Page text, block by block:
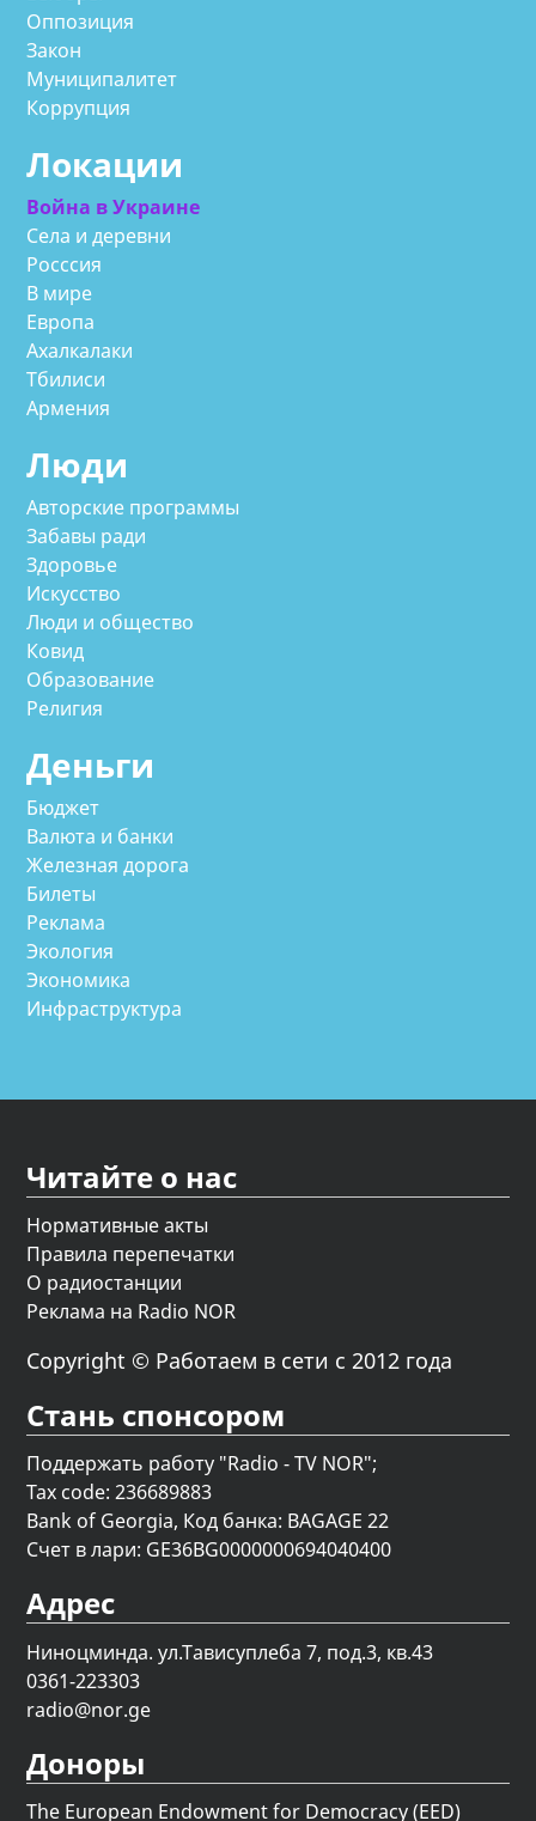
Оппозиция
Закон
Муниципалитет
Коррупция
Локации
Война в Украине
Села и деревни
Росссия
В мире
Европа
Ахалкалаки
Тбилиси
Армения
Люди
Авторские программы
Забавы ради
Здоровье
Искусство
Люди и общество
Ковид
Образование
Религия
Деньги
Бюджет
Валюта и банки
Железная дорога
Билеты
Реклама
Экология
Экономика
Инфраструктура
Читайте о нас
Нормативные акты
Правила перепечатки
О радиостанции
Реклама на Radio NOR
Copyright © Работаем в сети с 2012 года
Стань спонсором
Поддержать работу "Radio - TV NOR";
Tax code: 236689883
Bank of Georgia, Код банка: BAGAGE 22
Счет в лари: GE36BG0000000694040400
Адрес
Ниноцминда. ул.Тависуплеба 7, под.3, кв.43
0361-223303
radio@nor.ge
Доноры
The European Endowment for Democracy (EED)